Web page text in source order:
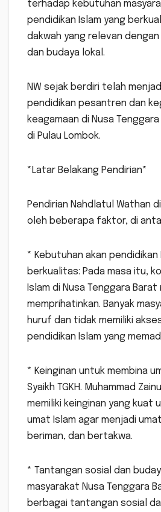
terhadap kebutuhan
pendidikan Islam yang
dakwah yang relevan
dan budaya lokal.
NW sejak berdiri telah
pendidikan pesantren dan
keagamaan di Nusa
di Pulau Lombok.
*Latar Belakang Pendirian*
Pendirian Nahdlatul Wathan
oleh beberapa faktor, di
* Kebutuhan akan pendidikan
berkualitas: Pada masa itu,
Islam di Nusa Tenggara
memprihatinkan. Banyak
huruf dan tidak memiliki
pendidikan Islam yang
* Keinginan untuk membina
Syaikh TGKH. Muhammad
memiliki keinginan yang kuat
umat Islam agar menjadi
beriman, dan bertakwa.
* Tantangan sosial dan
masyarakat Nusa Tenggara
berbagai tantangan sosial